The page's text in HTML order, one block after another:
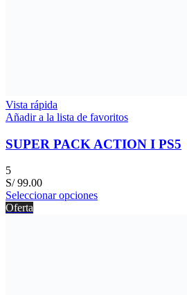
Vista rápida
Añadir a la lista de favoritos
SUPER PACK ACTION I PS5
5
S/99.00
Seleccionar opciones
Oferta